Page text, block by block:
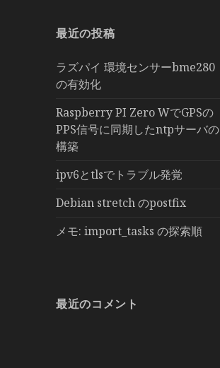
最近の投稿
ラズパイ 環境センサーbme280
の有効化
Raspberry PI Zero WでGPSの
PPS信号に同期したntpサーバの
構築
ipv6とtlsでトラブル発覚
Debian stretch のpostfix
メモ: import_tasks の探索順
最近のコメント